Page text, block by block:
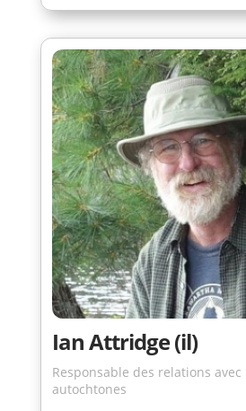
Ian Attridge (il)
Responsable des relations
autochtones